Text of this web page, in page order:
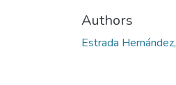
Authors
Estrada